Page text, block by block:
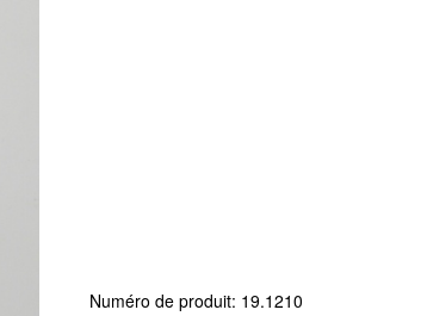
Numéro de produit: 19.1210